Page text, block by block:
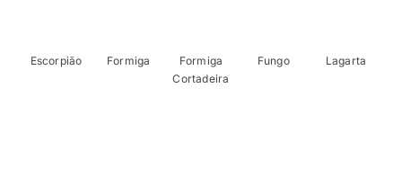
Escorpião Formiga
Formiga
Cortadeira
Fungo Lagarta